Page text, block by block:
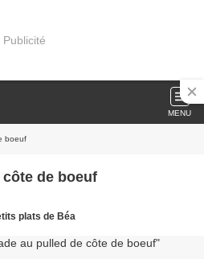
Publicité
MENU
boeuf
de boeuf
plats de Béa